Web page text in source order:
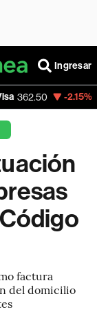
Ingresar
factura
del domicilio